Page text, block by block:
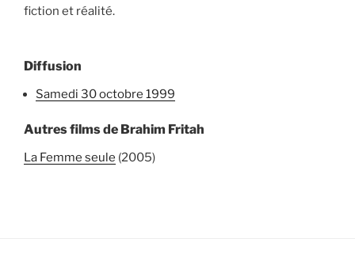
fiction et réalité.
Diffusion
samedi 30 octobre 1999
Autres films de Brahim Fritah
La Femme seule (2005)